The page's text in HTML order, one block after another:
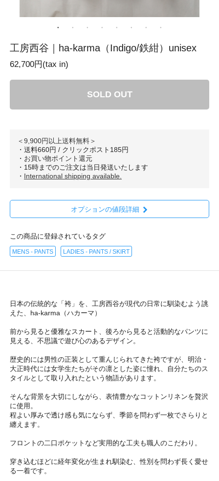
工房西谷｜ha-karma（Indigo/鉄紺）unisex
62,700円(tax in)
SOLD OUT
＜9,900円以上送料無料＞
・送料660円 / クリックポスト185円
・ お買い物ポイント還元
・15時までのご注文は当日発送いたします
・ International shipping available.
オプションの値段詳細
この商品に登録されているタグ
MENS - PANTS LADIES - PANTS / SKIRT
日本の伝統的な「袴」を、工房西谷が現代の日常に馴染むよう誂
えた、ha-karma（ハカーマ）
前から見ると優雅なスカート、後ろから見ると活動的なパンツに
見える、不思議で遊び心のあるデザイン。
歴史的には男性の正装として重んじられてきた袴ですが、明治・
大正時代には女学生たちがその凛とした姿に憧れ、自分たちのス
タイルとして取り入れたという物語があります。
そんな背景を大切にしながら、表情豊かなコットンリネンを贅沢
に使用。
程よい厚みで透け感も気にならず、季節を問わず一枚でさらりと
纏えます。
フロントの二口ポケットなど実用的な工夫も職人のこだわり。
穿き込むほどに経年変化が生まれ馴染む、性別を問わず長く愛せ
る一着です。